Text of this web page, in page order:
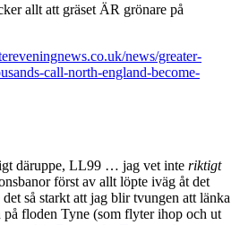
allt att gräset ÄR grönare på
news/greater-
call-north-england-become-
däruppe, LL99 … jag vet inte riktigt
först av allt löpte iväg åt det
så starkt att jag blir tvungen att länka
floden Tyne (som flyter ihop och ut